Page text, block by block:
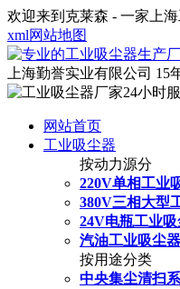
欢迎来到克莱森 - 一家上海
xml网站地图
上海勤誉实业有限公司 15
网站首页
工业吸尘器
按动力源分
220V单相工业
380V三相大型
24V电瓶工业
汽油工业吸尘器
按用途分类
中央集尘清扫